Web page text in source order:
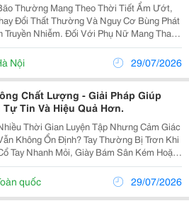
Thường Mang Theo Thời Tiết Ẩm Ướt,
Đổi Thất Thường Và Nguy Cơ Bùng Phát
Truyền Nhiễm. Đối Với Phụ Nữ Mang Thai,
Đoạn Cần Được Chăm Sóc Cẩn Thận Vì
Mẹ Ảnh Hưởng Trực Tiếp Đến Sự Phát
Nội 29/07/2026
Chất Lượng - Giải Pháp Giúp
Tin Và Hiệu Quả Hơn.
Thời Gian Luyện Tập Nhưng Cảm Giác
Ổn Định? Tay Thường Bị Trơn Khi
Tay Nhanh Mỏi, Giày Bám Sân Kém Hoặc
Bách Khiến Việc Di Chuyển Trở Nên Khó
Đây Là Tình Trạng Mà Rất Nhiều Người Chơi...
quốc 29/07/2026